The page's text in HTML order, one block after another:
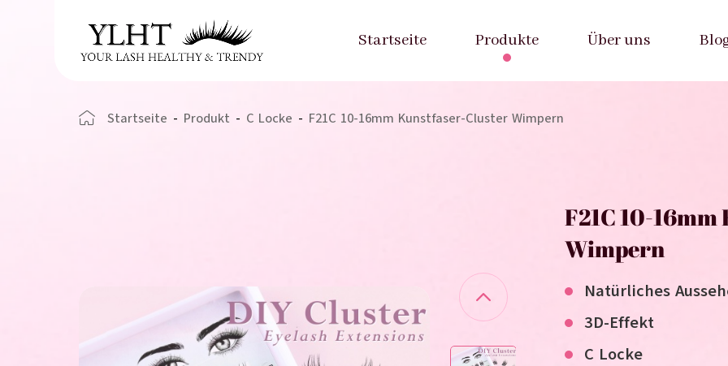
Startseite Produkte Über uns
Startseite - Produkt - C Locke - F21C 10-16mm Kunstfaser-Cluster Wimpern
F21C 10-
Wimpern
Natürliches
3D-Effekt
C Locke